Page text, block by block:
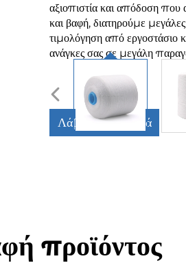
αξιοπιστία και απόδοση που
και βαφή, διατηρούμε
τιμολόγηση από εργοστάσιο
ανάγκες σας σε μεγάλη
Λάβετε Προσφορά
προϊόντος